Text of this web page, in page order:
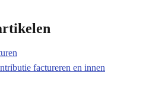
factureren en innen